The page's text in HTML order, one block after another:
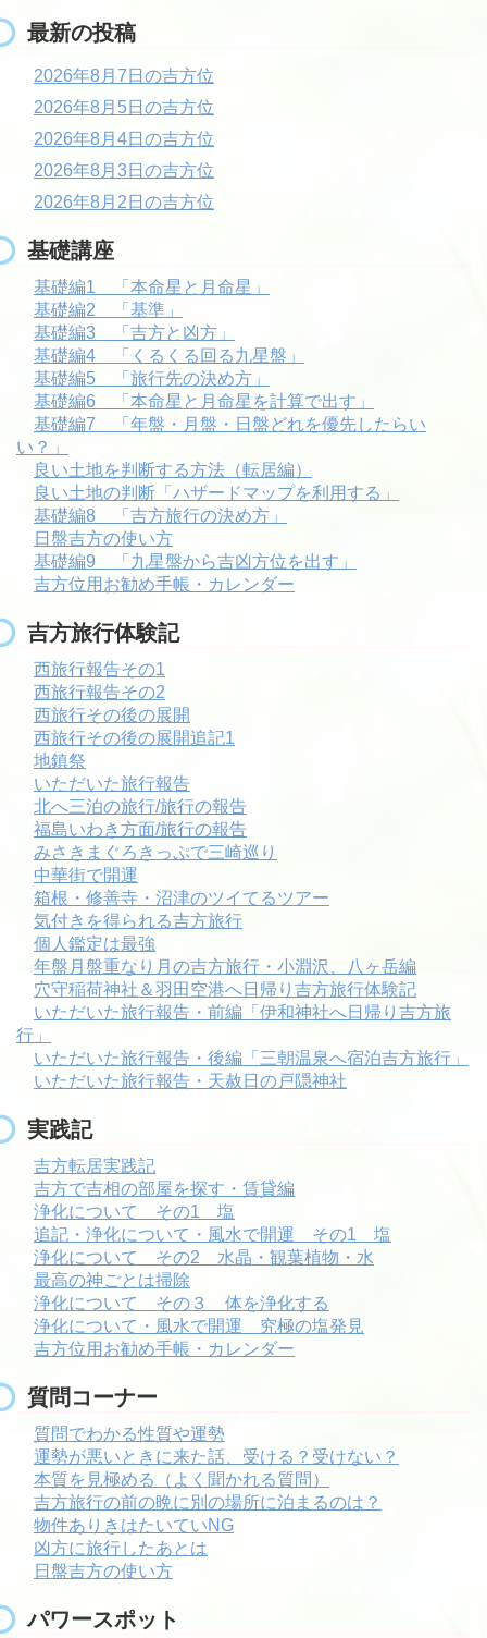
最新の投稿
2026年8月7日の吉方位
2026年8月5日の吉方位
2026年8月4日の吉方位
2026年8月3日の吉方位
2026年8月2日の吉方位
基礎講座
基礎編1 「本命星と月命星」
基礎編2 「基準」
基礎編3 「吉方と凶方」
基礎編4 「くるくる回る九星盤」
基礎編5 「旅行先の決め方」
基礎編6 「本命星と月命星を計算で出す」
基礎編7 「年盤・月盤・日盤どれを優先したらい
い？」
良い土地を判断する方法（転居編）
良い土地の判断「ハザードマップを利用する」
基礎編8 「吉方旅行の決め方」
日盤吉方の使い方
基礎編9 「九星盤から吉凶方位を出す」
吉方位用お勧め手帳・カレンダー
吉方旅行体験記
西旅行報告その1
西旅行報告その2
西旅行その後の展開
西旅行その後の展開追記1
地鎮祭
いただいた旅行報告
北へ三泊の旅行/旅行の報告
福島いわき方面/旅行の報告
みさきまぐろきっぷで三崎巡り
中華街で開運
箱根・修善寺・沼津のツイてるツアー
気付きを得られる吉方旅行
個人鑑定は最強
年盤月盤重なり月の吉方旅行・小淵沢、八ヶ岳編
穴守稲荷神社＆羽田空港へ日帰り吉方旅行体験記
いただいた旅行報告・前編「伊和神社へ日帰り吉方旅
行」
いただいた旅行報告・後編「三朝温泉へ宿泊吉方旅行」
いただいた旅行報告・天赦日の戸隠神社
実践記
吉方転居実践記
吉方で吉相の部屋を探す・賃貸編
浄化について その1 塩
追記・浄化について・風水で開運 その1 塩
浄化について その2 水晶・観葉植物・水
最高の神ごとは掃除
浄化について その３ 体を浄化する
浄化について・風水で開運 究極の塩発見
吉方位用お勧め手帳・カレンダー
質問コーナー
質問でわかる性質や運勢
運勢が悪いときに来た話、受ける？受けない？
本質を見極める（よく聞かれる質問）
吉方旅行の前の晩に別の場所に泊まるのは？
物件ありきはたいていNG
凶方に旅行したあとは
日盤吉方の使い方
パワースポット